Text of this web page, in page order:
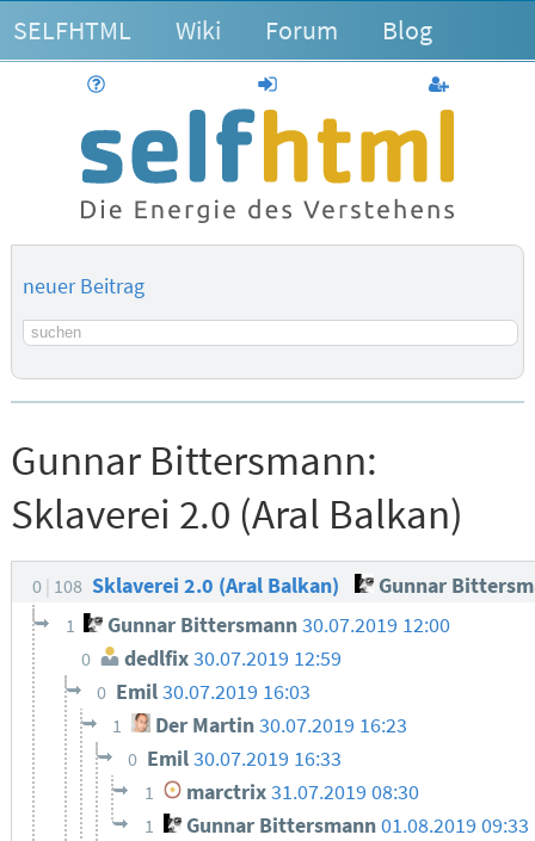
SELFHTML Wiki Forum Blog
anmelden
neuer Beitrag
Suchbegriff
Gunnar Bittersmann:
Sklaverei 2.0 (Aral Balkan)
0 108 Sklaverei 2.0 (Aral Balkan) Gunnar
1 Gunnar Bittersmann30.07.2019 12:00
0 dedlfix 30.07.2019 12:59
0 Emil30.07.2019 16:03
1 Der Martin30.07.2019 16:23
0 Emil30.07.2019 16:33
1 marctrix31.07.2019 08:30
1 Gunnar Bittersmann01.08.2019 09:33